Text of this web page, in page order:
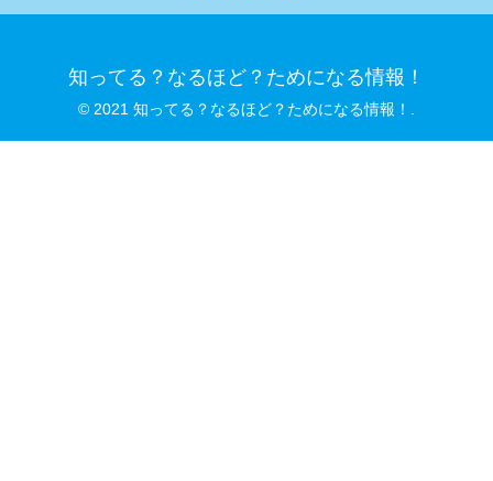
知ってる？なるほど？ためになる情報！
© 2021 知ってる？なるほど？ためになる情報！.